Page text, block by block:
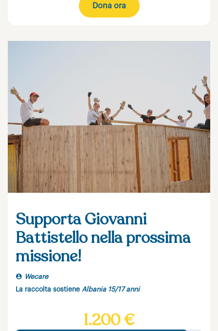
Dona ora
Supporta Giovanni
Battistello nella prossima
missione!
Wecare
La raccolta sostiene Albania 15/17 anni
1.200 €